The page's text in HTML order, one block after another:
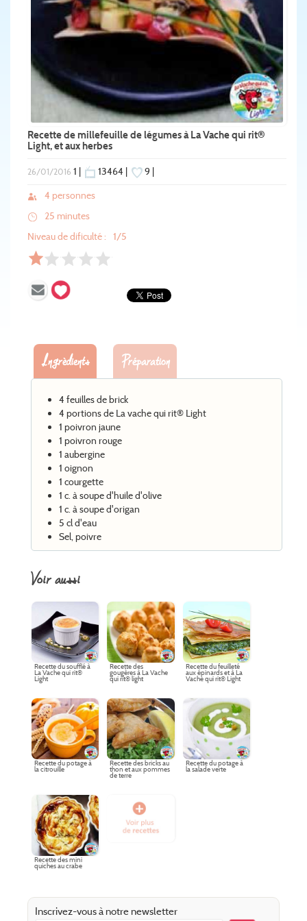
Recette de millefeuille de légumes à La Vache qui rit®
Light, et aux herbes
26/01/2016 1 | 13464 |
9 |
4 personnes
25 minutes
Niveau de dificulté :
1/5
Ingrèdients Préparation
4 feuilles de brick
4 portions de La vache qui rit® Light
1 poivron jaune
1 poivron rouge
1 aubergine
1 oignon
1 courgette
1 c. à soupe d'huile d'olive
1 c. à soupe d'origan
5 cl d'eau
Sel, poivre
voir aussi
Recette du soufflé à
La Vache qui rit®
Light
Recette des
gougères à La Vache
qui rit® light
Recette du feuilleté
aux épinards et à La
Vache qui rit® Light
Recette du potage à
la citrouille
Recette des bricks au
thon et aux pommes
de terre
Recette du potage à
la salade verte
Recette des mini
quiches au crabe
Inscrivez-vous à notre newsletter